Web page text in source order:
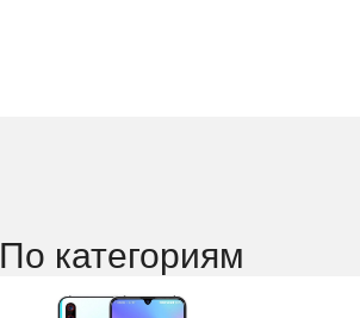
По категориям